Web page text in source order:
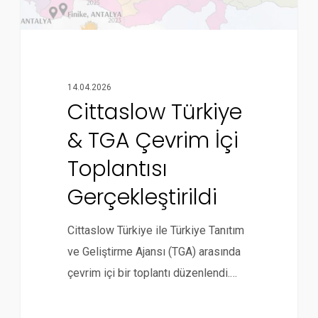
14.04.2026
Cittaslow Türkiye
& TGA Çevrim İçi
Toplantısı
Gerçekleştirildi
Cittaslow Türkiye ile Türkiye Tanıtım
ve Geliştirme Ajansı (TGA) arasında
çevrim içi bir toplantı düzenlendi.…